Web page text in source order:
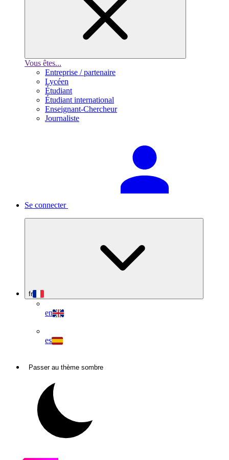
Vous êtes...
Entreprise / partenaire
Lycéen
Étudiant
Étudiant international
Enseignant-Chercheur
Journaliste
Se connecter
fr
en
es
Passer au thème sombre